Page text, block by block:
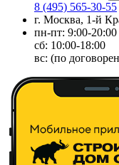
8 (495) 565-30-55
г. Москва, 1-й
пн-пт: 9:00-20:00
сб: 10:00-18:00
вс: (по